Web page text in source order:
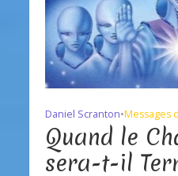
Daniel Scranton•Messages
Quand le
sera-t-il